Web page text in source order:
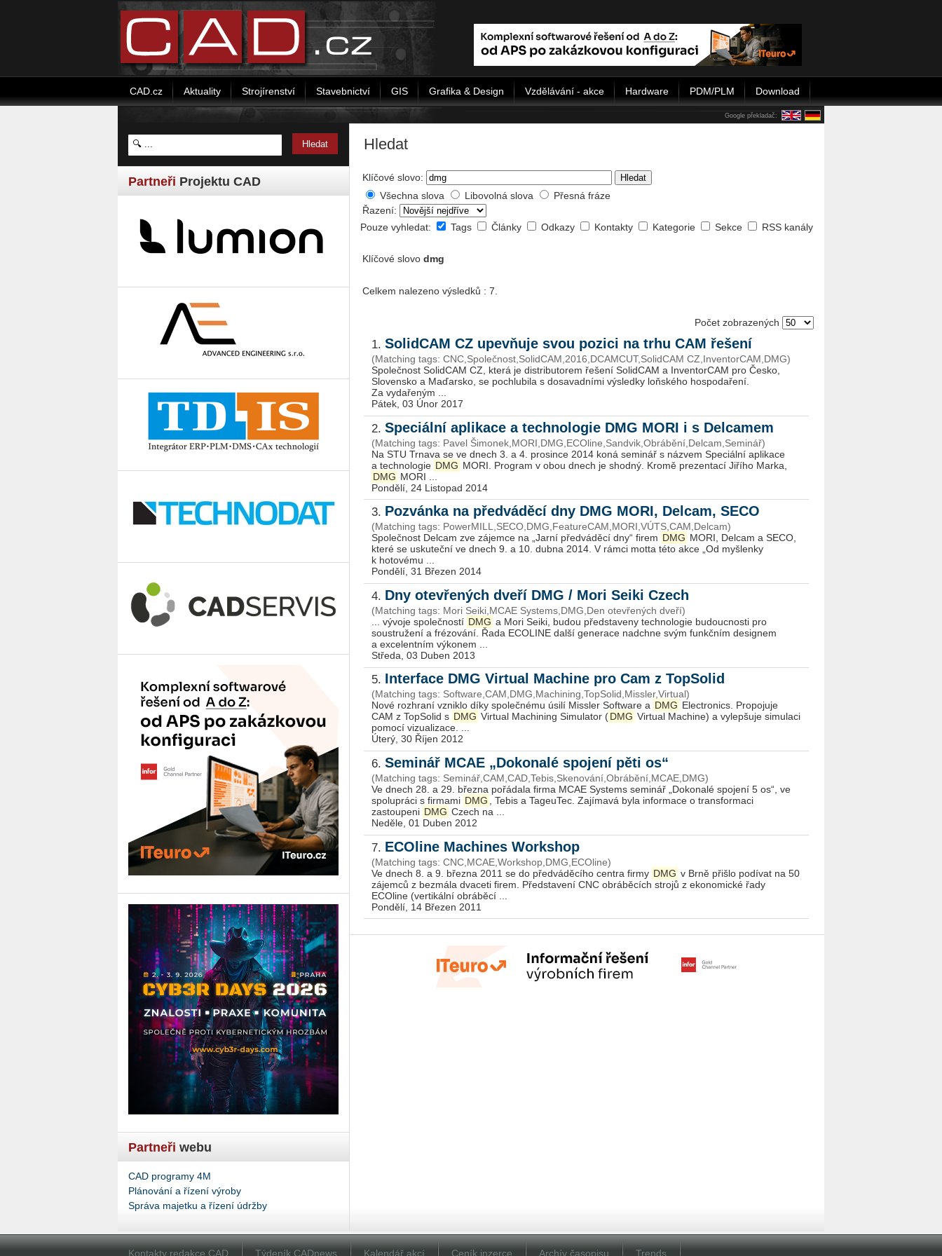
CAD.cz Aktuality Strojírenství Stavebnictví GIS Grafika & Design Vzdělávání - akce Hardware PDM/PLM Download
Google překladač:
Partneři Projektu CAD
Partneři webu
CAD programy 4M
Plánování a řízení výroby
Správa majetku a řízení údržby
Hledat
Klíčové slovo: Hledat
Všechna slova Libovolná slova
Přesná fráze
Řazení:
Pouze vyhledat:
Tags Články Odkazy Kontakty Kategorie Sekce RSS kanály
Klíčové slovo dmg
Celkem nalezeno výsledků : 7.
Počet zobrazených
1. SolidCAM CZ upevňuje svou pozici na trhu CAM řešení
(Matching tags: CNC,Společnost,SolidCAM,2016,DCAMCUT,SolidCAM CZ,InventorCAM,DMG)
Společnost SolidCAM CZ, která je distributorem řešení SolidCAM a InventorCAM pro Česko,
Slovensko a Maďarsko, se pochlubila s dosavadními výsledky loňského hospodaření.
Za vydařeným ...
Pátek, 03 Únor 2017
2. Speciální aplikace a technologie DMG MORI i s Delcamem
(Matching tags: Pavel Šimonek,MORI,DMG,ECOline,Sandvik,Obrábění,Delcam,Seminář)
Na STU Trnava se ve dnech 3. a 4. prosince 2014 koná seminář s názvem Speciální aplikace
a technologie DMG MORI. Program v obou dnech je shodný. Kromě prezentací Jiřího Marka,
DMG MORI ...
Pondělí, 24 Listopad 2014
3. Pozvánka na předváděcí dny DMG MORI, Delcam, SECO
(Matching tags: PowerMILL,SECO,DMG,FeatureCAM,MORI,VÚTS,CAM,Delcam)
Společnost Delcam zve zájemce na „Jarní předváděcí dny“ firem DMG MORI, Delcam a SECO,
které se uskuteční ve dnech 9. a 10. dubna 2014. V rámci motta této akce „Od myšlenky
k hotovému ...
Pondělí, 31 Březen 2014
4. Dny otevřených dveří DMG / Mori Seiki Czech
(Matching tags: Mori Seiki,MCAE Systems,DMG,Den otevřených dveří)
... vývoje společností DMG a Mori Seiki, budou představeny technologie budoucnosti pro
soustružení a frézování. Řada ECOLINE další generace nadchne svým funkčním designem
a excelentním výkonem ...
Středa, 03 Duben 2013
5. Interface DMG Virtual Machine pro Cam z TopSolid
(Matching tags: Software,CAM,DMG,Machining,TopSolid,Missler,Virtual)
Nové rozhraní vzniklo díky společnému úsilí Missler Software a DMG Electronics. Propojuje
CAM z TopSolid s DMG Virtual Machining Simulator ( DMG Virtual Machine) a vylepšuje simulaci
pomocí vizualizace. ...
Úterý, 30 Říjen 2012
6. Seminář MCAE „Dokonalé spojení pěti os“
(Matching tags: Seminář,CAM,CAD,Tebis,Skenování,Obrábění,MCAE,DMG)
Ve dnech 28. a 29. března pořádala firma MCAE Systems seminář „Dokonalé spojení 5 os“, ve
spolupráci s firmami DMG
, Tebis a TageuTec. Zajímavá byla informace o transformaci
zastoupeni DMG Czech na ...
Neděle, 01 Duben 2012
7. ECOline Machines Workshop
(Matching tags: CNC,MCAE,Workshop,DMG,ECOline)
Ve dnech 8. a 9. března 2011 se do předváděcího centra firmy DMG v Brně přišlo podívat na 50
zájemců z bezmála dvaceti firem. Představení CNC obráběcích strojů z ekonomické řady
ECOline (vertikální obráběcí ...
Pondělí, 14 Březen 2011
Kontakty redakce CAD Týdeník CADnews Kalendář akcí Ceník inzerce Archív časopisu Trends